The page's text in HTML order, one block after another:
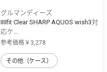
グルマンディーズ
IIIIfit Clear SHARP AQUOS wish3対
応ケ...
参考価格￥3,278
その他（ケース）